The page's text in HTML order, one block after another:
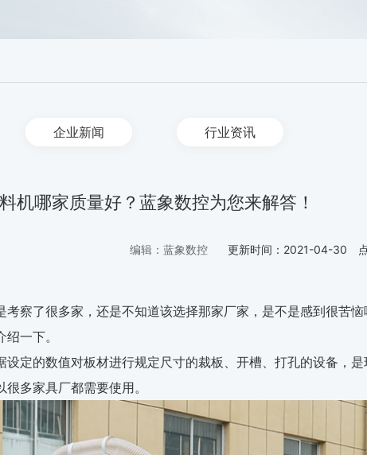
企业新闻 行业资讯
机哪家质量好？蓝象数控为您来解答！
编辑：蓝象数控 更新时间： 2021-04-30
察了很多家，还是不知道该选择那家厂家，是不是感到很苦
一下。
设定的数值对板材进行规定尺寸的裁板、开槽、打孔的设备，
多家具厂都需要使用。